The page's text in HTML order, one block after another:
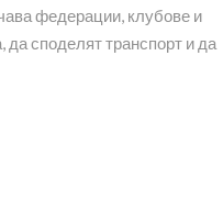
федерации, клубове и
да споделят транспорт и да